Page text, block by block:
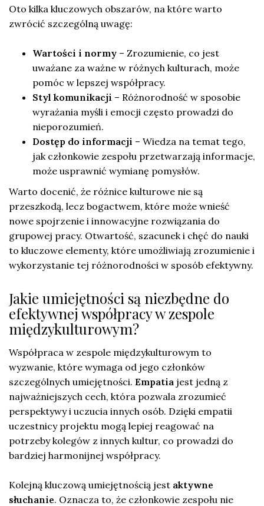
Oto kilka kluczowych obszarów, na które warto
zwrócić szczególną uwagę:
Wartości i normy – Zrozumienie, co jest
uważane za ważne w różnych kulturach, może
pomóc w lepszej współpracy.
Styl komunikacji – Różnorodność w sposobie
wyrażania myśli i emocji często prowadzi do
nieporozumień.
Dostęp do informacji – Wiedza na temat tego,
jak członkowie zespołu przetwarzają informacje,
może usprawnić wymianę pomysłów.
Warto docenić, że różnice kulturowe nie są
przeszkodą, lecz bogactwem, które może wnieść
nowe spojrzenie i innowacyjne rozwiązania do
grupowej pracy. Otwartość, szacunek i chęć do nauki
to kluczowe elementy, które umożliwiają zrozumienie i
wykorzystanie tej różnorodności w sposób efektywny.
Jakie umiejętności są niezbędne do
efektywnej współpracy w zespole
międzykulturowym?
Współpraca w zespole międzykulturowym to
wyzwanie, które wymaga od jego członków
szczególnych umiejętności. Empatia jest jedną z
najważniejszych cech, która pozwala zrozumieć
perspektywy i uczucia innych osób. Dzięki empatii
uczestnicy projektu mogą lepiej reagować na
potrzeby kolegów z innych kultur, co prowadzi do
bardziej harmonijnej współpracy.
Kolejną kluczową umiejętnością jest aktywne
słuchanie. Oznacza to, że członkowie zespołu nie